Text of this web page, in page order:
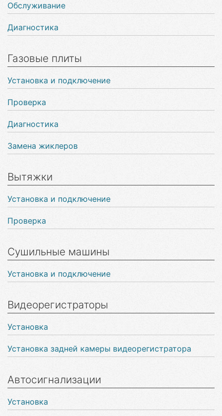
Обслуживание
Диагностика
Газовые плиты
Установка и подключение
Проверка
Диагностика
Замена жиклеров
Вытяжки
Установка и подключение
Проверка
Сушильные машины
Установка и подключение
Видеорегистраторы
Установка
Установка задней камеры видеорегистратора
Автосигнализации
Установка